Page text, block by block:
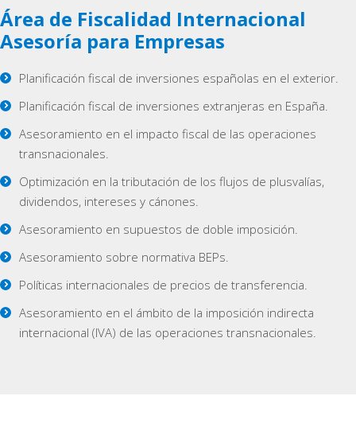
Área de Fiscalidad Internacional
Asesoría para Empresas
Planificación fiscal de inversiones españolas en el exterior.
Planificación fiscal de inversiones extranjeras en España.
Asesoramiento en el impacto fiscal de las operaciones
transnacionales.
Optimización en la tributación de los flujos de plusvalías,
dividendos, intereses y cánones.
Asesoramiento en supuestos de doble imposición.
Asesoramiento sobre normativa BEPs.
Políticas internacionales de precios de transferencia.
Asesoramiento en el ámbito de la imposición indirecta
internacional (IVA) de las operaciones transnacionales.